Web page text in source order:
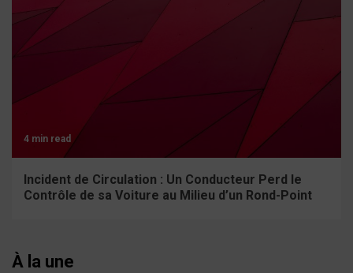
4 min read
Incident de Circulation : Un Conducteur Perd le
Contrôle de sa Voiture au Milieu d’un Rond-Point
À la une